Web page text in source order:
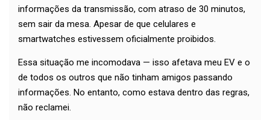
informações da transmissão, com atraso de 30 minutos,
sem sair da mesa. Apesar de que celulares e
smartwatches estivessem oficialmente proibidos.
Essa situação me incomodava — isso afetava meu EV e o
de todos os outros que não tinham amigos passando
informações. No entanto, como estava dentro das regras,
não reclamei.